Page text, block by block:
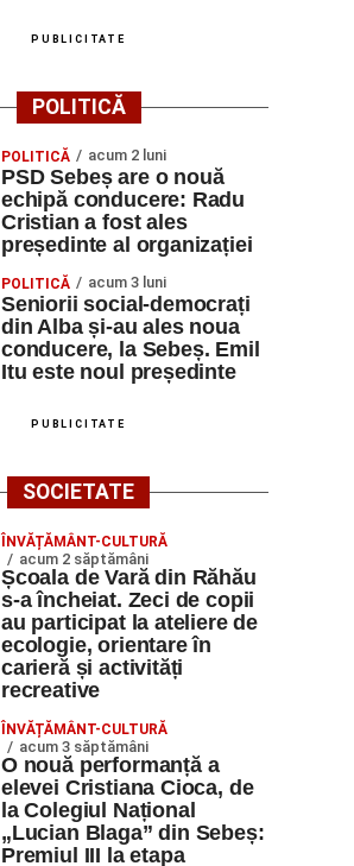
PUBLICITATE
POLITICĂ
POLITICĂ acum 2 luni
PSD Sebeș are o nouă
echipă conducere: Radu
Cristian a fost ales
președinte al organizației
POLITICĂ acum 3 luni
Seniorii social-democrați
din Alba și-au ales noua
conducere, la Sebeș. Emil
Itu este noul președinte
PUBLICITATE
SOCIETATE
ÎNVĂȚĂMÂNT-CULTURĂ
acum 2 săptămâni
Școala de Vară din Răhău
s-a încheiat. Zeci de copii
au participat la ateliere de
ecologie, orientare în
carieră și activități
recreative
ÎNVĂȚĂMÂNT-CULTURĂ
acum 3 săptămâni
O nouă performanță a
elevei Cristiana Cioca, de
la Colegiul Național
„Lucian Blaga” din Sebeș:
Premiul III la etapa